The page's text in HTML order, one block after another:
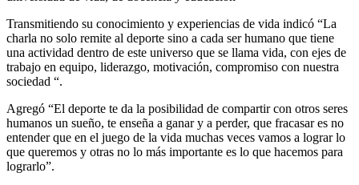
Transmitiendo su conocimiento y experiencias de vida indicó “La
charla no solo remite al deporte sino a cada ser humano que tiene
una actividad dentro de este universo que se llama vida, con ejes de
trabajo en equipo, liderazgo, motivación, compromiso con nuestra
sociedad “.
Agregó “El deporte te da la posibilidad de compartir con otros seres
humanos un sueño, te enseña a ganar y a perder, que fracasar es no
entender que en el juego de la vida muchas veces vamos a lograr lo
que queremos y otras no lo más importante es lo que hacemos para
lograrlo”.